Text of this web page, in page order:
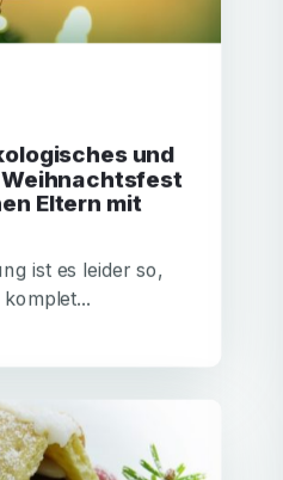
Eltern mit
ist es leider so,